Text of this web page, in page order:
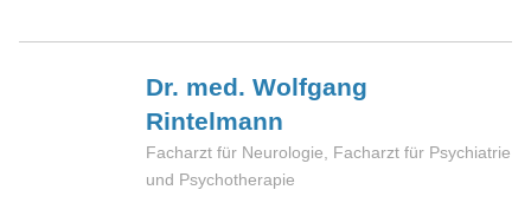
Dr. med. Wolfgang
Rintelmann
Facharzt für Neurologie, Facharzt für Psychiatrie
und Psychotherapie